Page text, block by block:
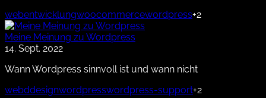
webentwicklungwoocommercewordpress+2
Meine Meinung zu Wordpress
14. Sept. 2022
Wann Wordpress sinnvoll ist und wann nicht
webddesignwordpresswordpress-support+2